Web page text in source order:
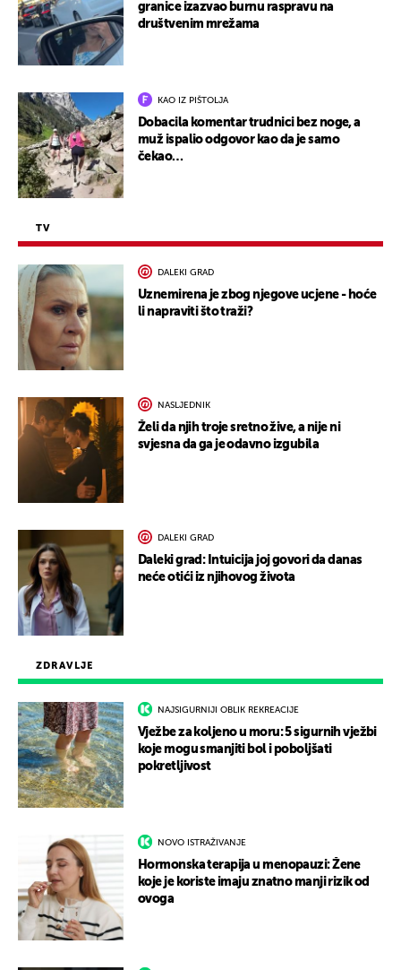
ZDRAVLJE
NAJSIGURNIJI OBLIK REKREACIJE
Vježbe za koljeno u moru: 5 sigurnih vježbi
koje mogu smanjiti bol i poboljšati
pokretljivost
NOVO ISTRAŽIVANJE
Hormonska terapija u menopauzi: Žene
koje je koriste imaju znatno manji rizik od
ovoga
granice izazvao burnu raspravu na
društvenim mrežama
KAO IZ PIŠTOLJA
Dobacila komentar trudnici bez noge, a
muž ispalio odgovor kao da je samo
čekao…
TV
DALEKI GRAD
Uznemirena je zbog njegove ucjene - hoće
li napraviti što traži?
NASLJEDNIK
Želi da njih troje sretno žive, a nije ni
svjesna da ga je odavno izgubila
DALEKI GRAD
Daleki grad: Intuicija joj govori da danas
neće otići iz njihovog života